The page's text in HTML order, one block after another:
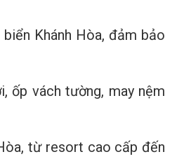
Khánh Hòa, đảm bảo
ốp vách tường, may nệm
từ resort cao cấp đến